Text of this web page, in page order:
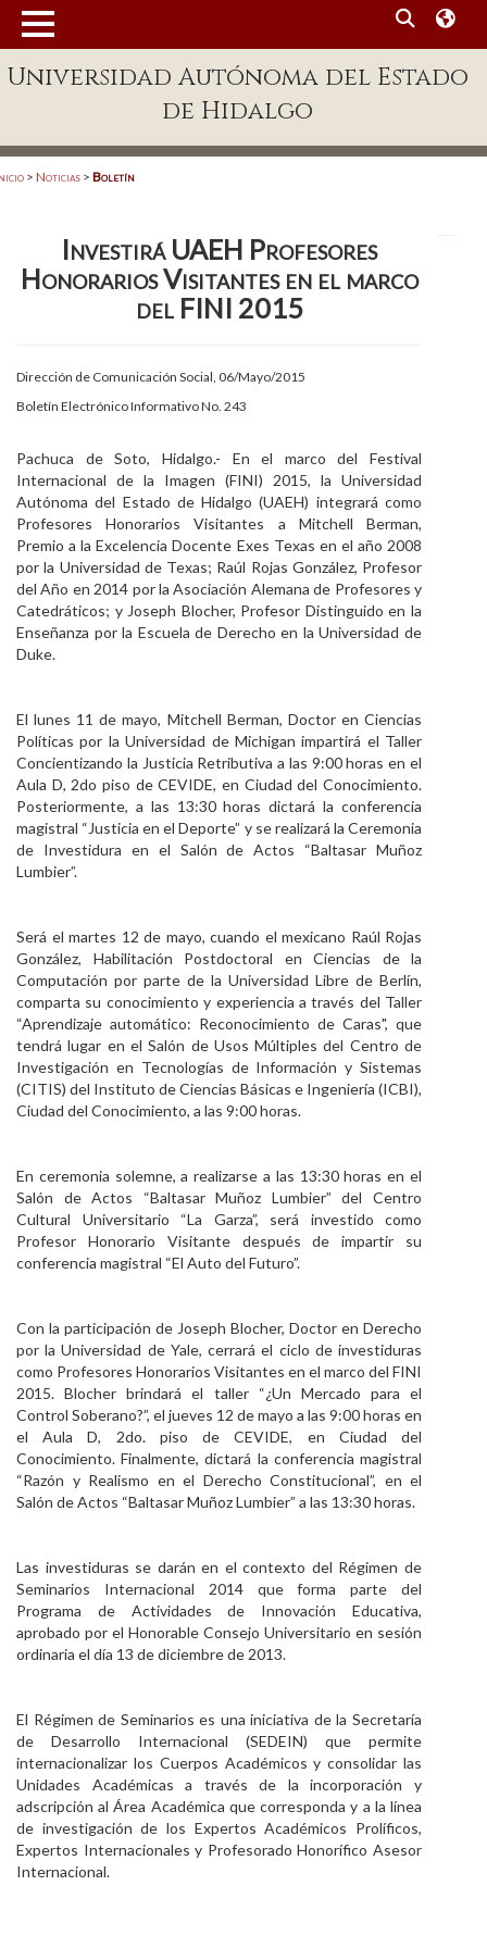
Enlaces
Patronato
Acreditación Internacional
Aspirantes
Personal
Alumni
Visitantes
Universidad Autónoma del Estado
de Hidalgo
> Noticias > Boletín
Investirá UAEH Profesores
Honorarios Visitantes en el marco
del FINI 2015
Dirección de Comunicación Social, 06/Mayo/2015
Boletín Electrónico Informativo No. 243
Pachuca de Soto, Hidalgo.- En el marco del Festival
Internacional de la Imagen (FINI) 2015, la Universidad
Autónoma del Estado de Hidalgo (UAEH) integrará como
Profesores Honorarios Visitantes a Mitchell Berman,
Premio a la Excelencia Docente Exes Texas en el año 2008
por la Universidad de Texas; Raúl Rojas González, Profesor
del Año en 2014 por la Asociación Alemana de Profesores y
Catedráticos; y Joseph Blocher, Profesor Distinguido en la
Enseñanza por la Escuela de Derecho en la Universidad de
Duke.
El lunes 11 de mayo, Mitchell Berman, Doctor en Ciencias
Políticas por la Universidad de Michigan impartirá el Taller
Concientizando la Justicia Retributiva a las 9:00 horas en el
Aula D, 2do piso de CEVIDE, en Ciudad del Conocimiento.
Posteriormente, a las 13:30 horas dictará la conferencia
magistral “Justicia en el Deporte” y se realizará la Ceremonia
de Investidura en el Salón de Actos “Baltasar Muñoz
Lumbier”.
Será el martes 12 de mayo, cuando el mexicano Raúl Rojas
González, Habilitación Postdoctoral en Ciencias de la
Computación por parte de la Universidad Libre de Berlín,
comparta su conocimiento y experiencia a través del Taller
“Aprendizaje automático: Reconocimiento de Caras", que
tendrá lugar en el Salón de Usos Múltiples del Centro de
Investigación en Tecnologías de Información y Sistemas
(CITIS) del Instituto de Ciencias Básicas e Ingeniería (ICBI),
Ciudad del Conocimiento, a las 9:00 horas.
En ceremonia solemne, a realizarse a las 13:30 horas en el
Salón de Actos “Baltasar Muñoz Lumbier” del Centro
Cultural Universitario “La Garza”, será investido como
Profesor Honorario Visitante después de impartir su
conferencia magistral “El Auto del Futuro”.
Con la participación de Joseph Blocher, Doctor en Derecho
por la Universidad de Yale, cerrará el ciclo de investiduras
como Profesores Honorarios Visitantes en el marco del FINI
2015. Blocher brindará el taller “¿Un Mercado para el
Control Soberano?”, el jueves 12 de mayo a las 9:00 horas en
el Aula D, 2do. piso de CEVIDE, en Ciudad del
Conocimiento. Finalmente, dictará la conferencia magistral
“Razón y Realismo en el Derecho Constitucional”, en el
Salón de Actos “Baltasar Muñoz Lumbier” a las 13:30 horas.
Las investiduras se darán en el contexto del Régimen de
Seminarios Internacional 2014 que forma parte del
Programa de Actividades de Innovación Educativa,
aprobado por el Honorable Consejo Universitario en sesión
ordinaria el día 13 de diciembre de 2013.
El Régimen de Seminarios es una iniciativa de la Secretaría
de Desarrollo Internacional (SEDEIN) que permite
internacionalizar los Cuerpos Académicos y consolidar las
Unidades Académicas a través de la incorporación y
adscripción al Área Académica que corresponda y a la línea
de investigación de los Expertos Académicos Prolíficos,
Expertos Internacionales y Profesorado Honorífico Asesor
Internacional.